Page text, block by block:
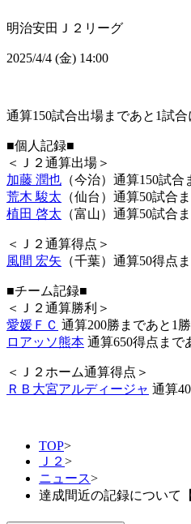
明治安田Ｊ２リーグ
2025/4/4 (金) 14:00
通算150試合出場まであと1試
■個人記録■
＜Ｊ２通算出場＞
加藤 潤也 （今治）通算150試
荒木 駿太 （仙台）通算50試合
植田 啓太 （富山）通算50試合
＜Ｊ２通算得点＞
風間 宏矢 （千葉）通算50得点
■チーム記録■
＜Ｊ２通算勝利＞
愛媛ＦＣ 通算200勝まであと1勝
ロアッソ熊本 通算650得点まで
＜Ｊ２ホーム通算得点＞
ＲＢ大宮アルディージャ 通算
TOP>
Ｊ２ >
ニュース>
達成間近の記録について